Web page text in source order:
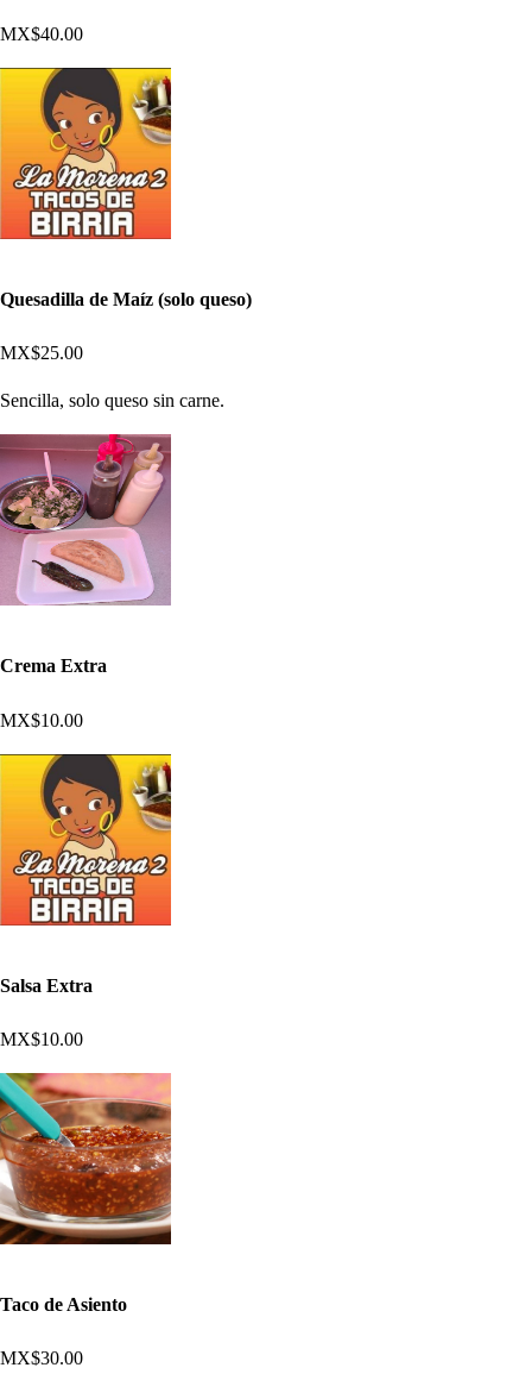
MX$40.00
Quesadilla de Maíz (solo queso)
MX$25.00
Sencilla, solo queso sin carne.
Crema Extra
MX$10.00
Salsa Extra
MX$10.00
Taco de Asiento
MX$30.00